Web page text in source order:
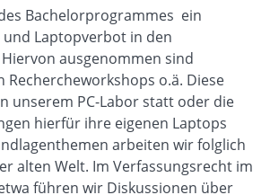
Bachelorprogrammes ein
Laptopverbot in den
ausgenommen sind
Rechercheworkshops o.ä. Diese
unserem PC-Labor statt oder die
hierfür ihre eigenen Laptops
arbeiten wir folglich
alten Welt. Im Verfassungsrecht im
führen wir Diskussionen über